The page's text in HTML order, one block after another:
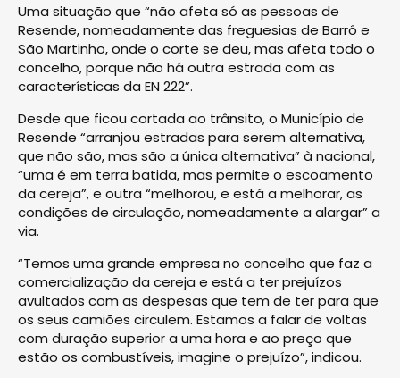
Uma situação que “não afeta só as pessoas de
Resende, nomeadamente das freguesias de Barrô e
São Martinho, onde o corte se deu, mas afeta todo o
concelho, porque não há outra estrada com as
características da EN 222”.
Desde que ficou cortada ao trânsito, o Município de
Resende “arranjou estradas para serem alternativa,
que não são, mas são a única alternativa” à nacional,
“uma é em terra batida, mas permite o escoamento
da cereja”, e outra “melhorou, e está a melhorar, as
condições de circulação, nomeadamente a alargar” a
via.
“Temos uma grande empresa no concelho que faz a
comercialização da cereja e está a ter prejuízos
avultados com as despesas que tem de ter para que
os seus camiões circulem. Estamos a falar de voltas
com duração superior a uma hora e ao preço que
estão os combustíveis, imagine o prejuízo”, indicou.